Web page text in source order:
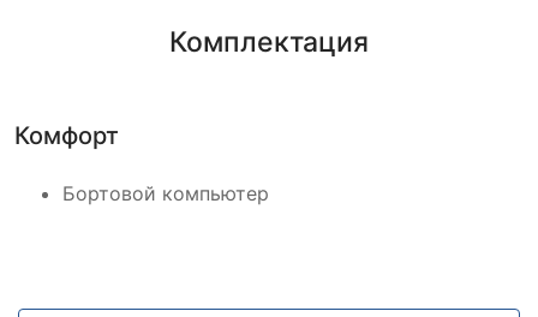
Комплектация
Комфорт
Бортовой компьютер